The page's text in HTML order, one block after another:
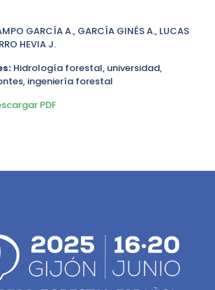
GARCÍA A., GARCÍA GINÉS A., LUCAS
HEVIA J.
Hidrología forestal, universidad,
ingeniería forestal
PDF